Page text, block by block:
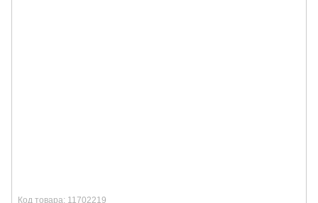
Код товара: 11702219